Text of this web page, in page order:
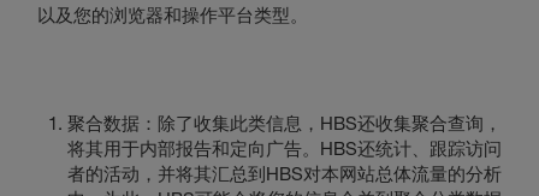
以及您的浏览器和操作平台类型。
聚合数据：除了收集此类信息，HBS还收集聚合查询，
将其用于内部报告和定向广告。HBS还统计、跟踪访问
者的活动，并将其汇总到HBS对本网站总体流量的分析